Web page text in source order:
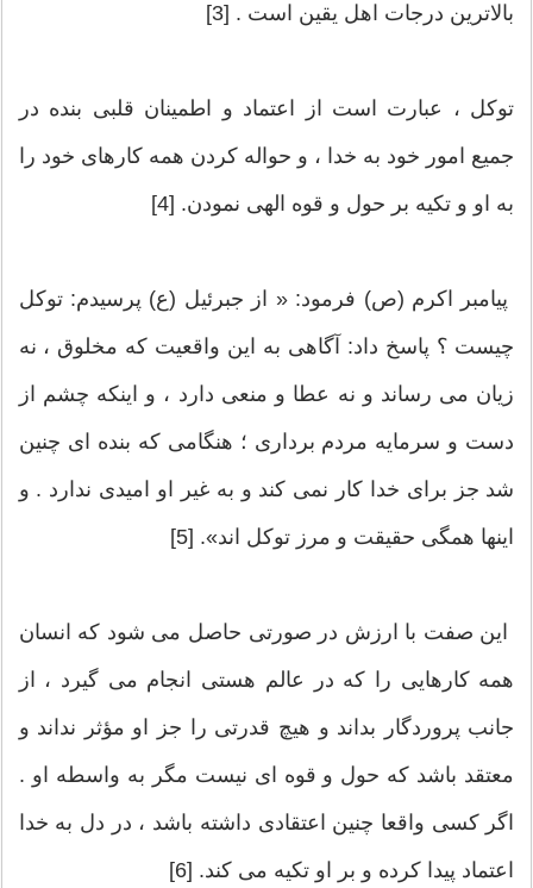
بالاترین درجات اهل یقین است . [3]
توکل ، عبارت است از اعتماد و اطمینان قلبی بنده در
جمیع امور خود به خدا ، و حواله کردن همه کارهای خود را
به او و تکیه بر حول و قوه الهی نمودن. [4]
پیامبر اکرم (ص) فرمود: « از جبرئیل (ع) پرسیدم: توکل
چیست ؟ پاسخ داد: آگاهی به این واقعیت که مخلوق ، نه
زیان می رساند و نه عطا و منعی دارد ، و اینکه چشم از
دست و سرمایه مردم برداری ؛ هنگامی که بنده ای چنین
شد جز برای خدا کار نمی کند و به غیر او امیدی ندارد . و
اینها همگی حقیقت و مرز توکل اند». [5]
این صفت با ارزش در صورتی حاصل می شود که انسان
همه کارهایی را که در عالم هستی انجام می گیرد ، از
جانب پروردگار بداند و هیچ قدرتی را جز او مؤثر نداند و
معتقد باشد که حول و قوه ای نیست مگر به واسطه او .
اگر کسی واقعا چنین اعتقادی داشته باشد ، در دل به خدا
اعتماد پیدا کرده و بر او تکیه می کند. [6]